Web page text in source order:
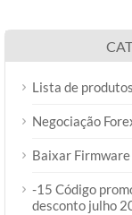
Lista de produtos
Negociação
Baixar Firmware
-15 Código
desconto julho